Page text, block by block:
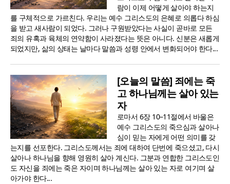
람이 이제 어떻게 살아야 하는지
를 구체적으로 가르친다. 우리는 예수 그리스도의 은혜로 의롭다 하심
을 받고 새사람이 되었다. 그러나 구원받았다는 사실이 곧바로 모든
죄의 유혹과 육체의 연약함이 사라졌다는 뜻은 아니다. 신분은 새롭게
되었지만, 삶의 상태는 날마다 말씀과 성령 안에서 변화되어야 한다...
[오늘의 말씀] 죄에는 죽
고 하나님께는 살아 있는
자
로마서 6장 10–11절에서 바울은
예수 그리스도의 죽으심과 살아나
심이 믿는 자에게 어떤 의미를 갖
는지를 선포한다. 그리스도께서는 죄에 대하여 단번에 죽으셨고, 다시
살아나 하나님을 향해 영원히 살아 계신다. 그분과 연합한 그리스도인
도 자신을 죄에는 죽은 자이며 하나님께는 살아 있는 자로 여기며 살
아가야 한다...